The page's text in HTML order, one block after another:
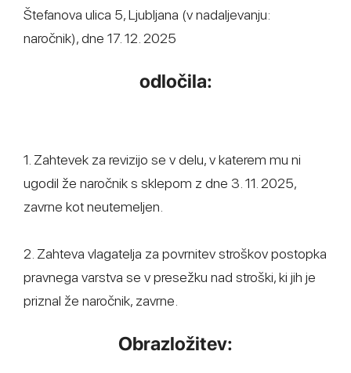
Štefanova ulica 5, Ljubljana (v nadaljevanju:
naročnik), dne 17. 12. 2025
odločila:
1. Zahtevek za revizijo se v delu, v katerem mu ni
ugodil že naročnik s sklepom z dne 3. 11. 2025,
zavrne kot neutemeljen.
2. Zahteva vlagatelja za povrnitev stroškov postopka
pravnega varstva se v presežku nad stroški, ki jih je
priznal že naročnik, zavrne.
Obrazložitev: